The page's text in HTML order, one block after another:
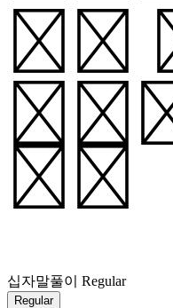
체로
시되
다.
십자말풀이 Regular
Regular